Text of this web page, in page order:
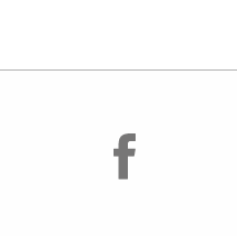
facebook